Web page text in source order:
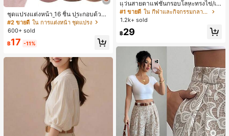
ชุดแปรงแต่งหน้า 16 ชิ้น ประกอบด้วยแ
ปรงแต่งหน้า 13 ชิ้น, ฟองน้ำแต่งหน้ารู
ปหยดน้ำ 1 ชิ้น, แปรงแป้งรองพื้นกลม 1
ชิ้น และฟองน้ำแต่งหน้ารูปสามเหลี่ยม
1 ชิ้น - ชุดคลาสสิก ทำจากขนสังเคราะ
ห์นุ่มและเป็นมิตรต่อผิว เหมาะสำหรับผู้
หญิงและเด็กผู้หญิง เหมาะสำหรับฤดูใบ
ไม้ร่วงและฤดูหนาว
#2 ขายดี ใน การแต่งหน้า ชุดแปรง
600+ sold
฿17 -11%
แว่นสายตาแฟชั่นกรอบโลหะทรงไข่/เห
ลี่ยมสำหรับผู้หญิง (กรอบครึ่ง), เหมาะ
สำหรับใส่ในชีวิตประจำวันและกิจกรรม
#1 ขายดี
ใน กีฬาและกิจกรรมกลางแจ้ง
1.2k+ sold
฿29